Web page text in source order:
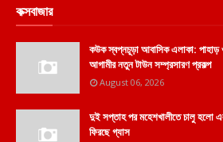
কক্সবাজার
কউক স্বপ্নচূড়া আবাসিক এলাকা: পাহাড়
আগামীর নতুন টাউন সম্প্রসারণ প্রকল্প
August 06, 2026
দুই সপ্তাহ পর মহেশখালীতে চালু হলো
ফিরছে গ্যাস